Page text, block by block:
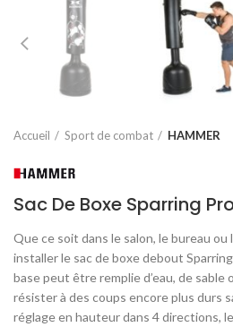
Accueil Sport de combat HAMMER
Sac De Boxe Sparring
Que ce soit dans le salon, le bureau ou
installer le sac de boxe debout
base peut être remplie d’eau, de sable
résister à des coups encore plus durs
réglage en hauteur dans 4 directions,